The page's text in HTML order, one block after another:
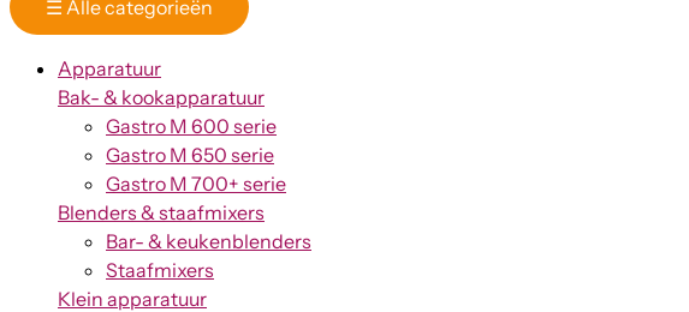
☰ Alle categorieën
Apparatuur
Bak- & kookapparatuur
Gastro M 600 serie
Gastro M 650 serie
Gastro M 700+ serie
Blenders & staafmixers
Bar- & keukenblenders
Staafmixers
Klein apparatuur